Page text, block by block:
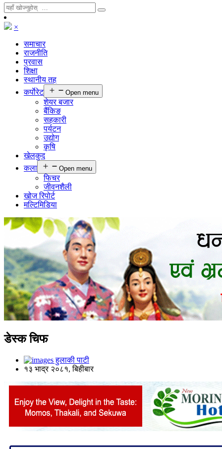
×
समाचार
राजनीति
प्रवास
शिक्षा
स्थानीय तह
कर्पाेरेट
Open menu
शेयर बजार
बैंकिङ
सहकारी
पर्यटन
उद्योग
कृषि
खेलकुद
कला
Open menu
फिचर
जीवनशैली
खोज रिपोर्ट
मल्टिमिडिया
डेस्क चिफ
हुलाकी पाटी
१३ भाद्र २०८१, बिहीबार